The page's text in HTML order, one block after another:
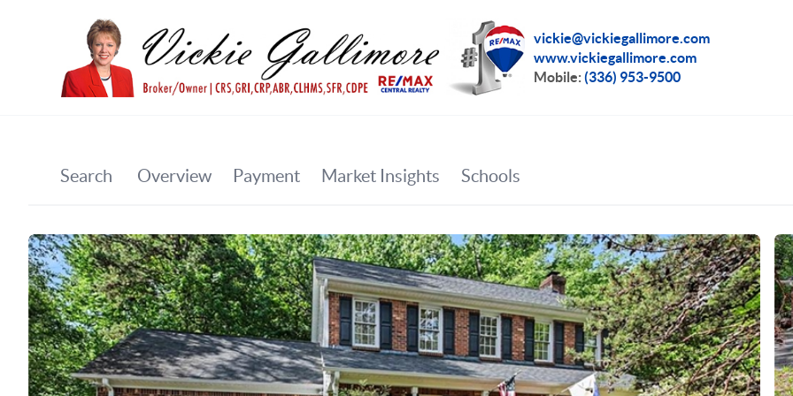
vickie@vickiegallimore.com
www.vickiegallimore.com
Mobile:(336) 953-9500